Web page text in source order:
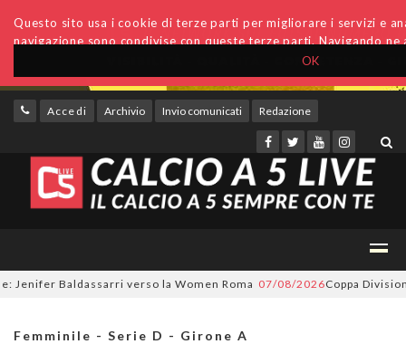
OK
Questo sito usa i cookie di terze parti per migliorare i servizi e
navigazione sono condivise con queste terze parti. Navigando
Accedi Archivio Invio comunicati Redazione
Baldassarri verso la Women Roma 07/08/2026Coppa Divisione,
Femminile - Serie D - Girone A